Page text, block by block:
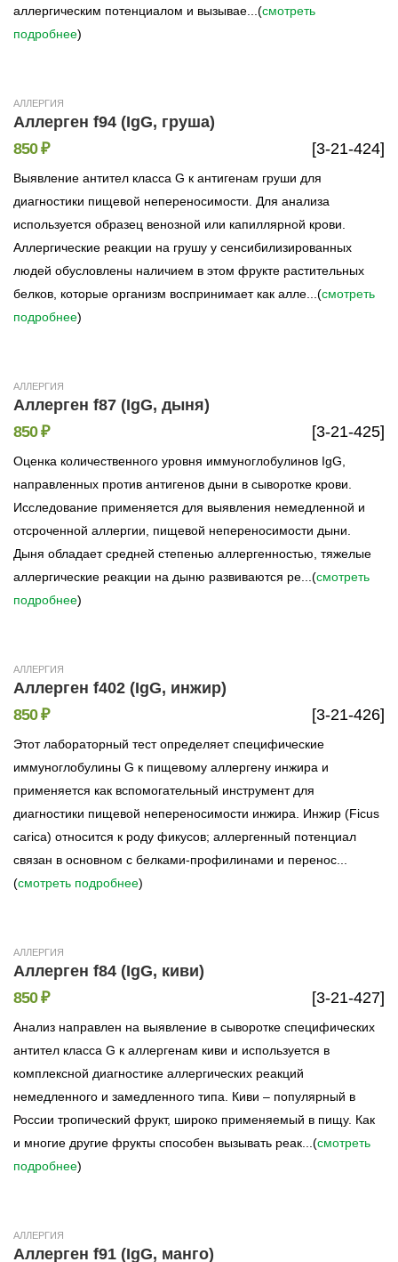
аллергическим потенциалом и вызывае...(смотреть
подробнее)
АЛЛЕРГИЯ
Аллерген f94 (IgG, груша)
[3-21-424]
850 ₽
Выявление антител класса G к антигенам груши для
диагностики пищевой непереносимости. Для анализа
используется образец венозной или капиллярной крови.
Аллергические реакции на грушу у сенсибилизированных
людей обусловлены наличием в этом фрукте растительных
белков, которые организм воспринимает как алле...(смотреть
подробнее)
АЛЛЕРГИЯ
Аллерген f87 (IgG, дыня)
[3-21-425]
850 ₽
Оценка количественного уровня иммуноглобулинов IgG,
направленных против антигенов дыни в сыворотке крови.
Исследование применяется для выявления немедленной и
отсроченной аллергии, пищевой непереносимости дыни.
Дыня обладает средней степенью аллергенностью, тяжелые
аллергические реакции на дыню развиваются ре...(смотреть
подробнее)
АЛЛЕРГИЯ
Аллерген f402 (IgG, инжир)
[3-21-426]
850 ₽
Этот лабораторный тест определяет специфические
иммуноглобулины G к пищевому аллергену инжира и
применяется как вспомогательный инструмент для
диагностики пищевой непереносимости инжира. Инжир (Ficus
carica) относится к роду фикусов; аллергенный потенциал
связан в основном с белками-профилинами и перенос...
(смотреть подробнее)
АЛЛЕРГИЯ
Аллерген f84 (IgG, киви)
[3-21-427]
850 ₽
Анализ направлен на выявление в сыворотке специфических
антител класса G к аллергенам киви и используется в
комплексной диагностике аллергических реакций
немедленного и замедленного типа. Киви – популярный в
России тропический фрукт, широко применяемый в пищу. Как
и многие другие фрукты способен вызывать реак...(смотреть
подробнее)
АЛЛЕРГИЯ
Аллерген f91 (IgG, манго)